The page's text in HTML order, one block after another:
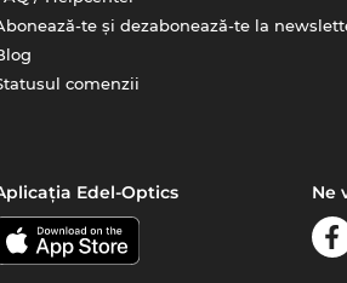
te și dezabonează-te la
comenzii
Edel-Optics Ne